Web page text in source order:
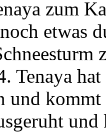
zum
etwas
Tenaya
und